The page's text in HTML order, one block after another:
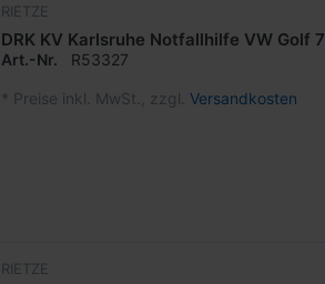
RIETZE
DRK KV Karlsruhe Notfallhilfe VW Golf 7
Art.-Nr. R53327
* Preise inkl. MwSt., zzgl. Versandkosten
RIETZE